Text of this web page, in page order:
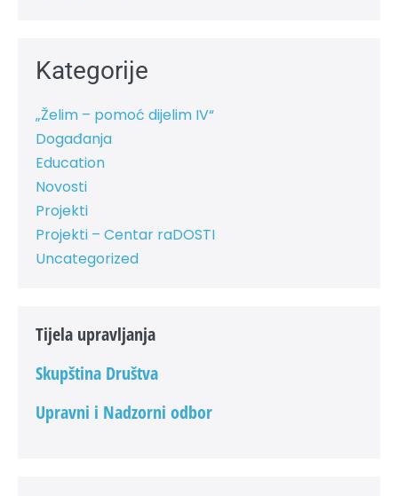
Kategorije
„Želim – pomoć dijelim IV“
Događanja
Education
Novosti
Projekti
Projekti – Centar raDOSTI
Uncategorized
Tijela upravljanja
Skupština Društva
Upravni i Nadzorni odbor